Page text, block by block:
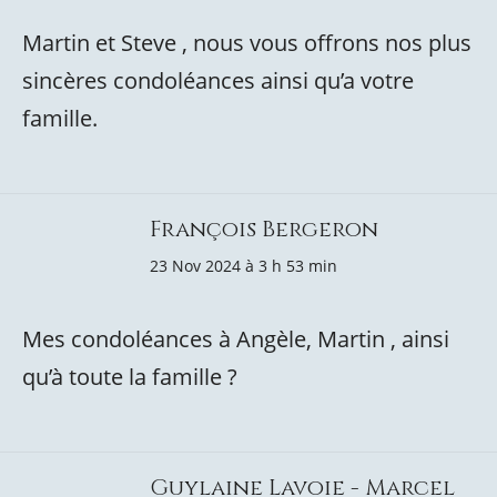
Martin et Steve , nous vous offrons nos plus
sincères condoléances ainsi qu’a votre
famille.
François Bergeron
23 Nov 2024 à 3 h 53 min
Mes condoléances à Angèle, Martin , ainsi
qu’à toute la famille ?
Guylaine Lavoie - Marcel